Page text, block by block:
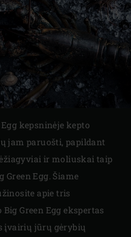
kepsninėje kepto
jam paruošti, papildant
ir moliuskai taip
Egg. Šiame
apie tris
Green Egg ekspertas
įvairių jūrų gėrybių